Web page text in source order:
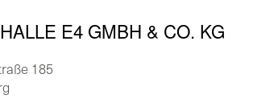
E4 GMBH & CO. KG
185